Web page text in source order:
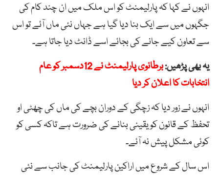
انہوں نے کہا کہ پارلیمنٹ کو اس ملک میں ان چند کام کی
جگہوں میں سے ایک بنا دیا گیا ہے جہاں نئی ​​ماں آئے تو اس
سے تعاون کیے جانے کی بجائے اسے ڈانٹ دیا جاتا ہے۔
یہ بھی پڑھیں:
برطانوی پارلیمنٹ نے 12دسمبر کو عام
انتخابات کا اعلان کر دیا
انہوں نے زور دیا کہ زچگی کے دوران بچے کی ماں کی چھٹی او
تحفظ کے قانون کو یقینی بنانے کی ضرورت ہے تاکہ کسی کو
کوئی مشکل پیش نہ آئے۔
اس سال کے شروع میں اراکین پارلیمنٹ کی جانب سے نئی